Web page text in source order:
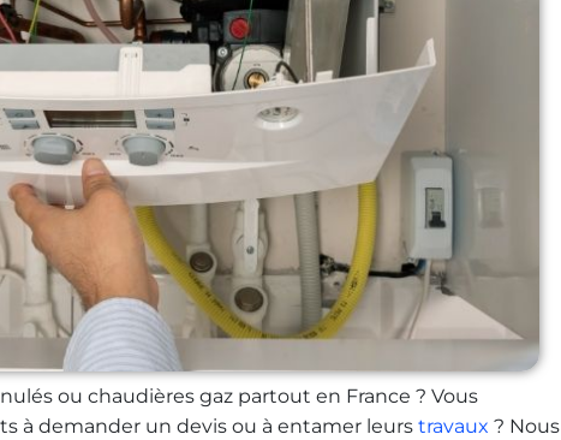
ou chaudières gaz partout en France ? Vous
à demander un devis ou à entamer leurstravaux ? Nous